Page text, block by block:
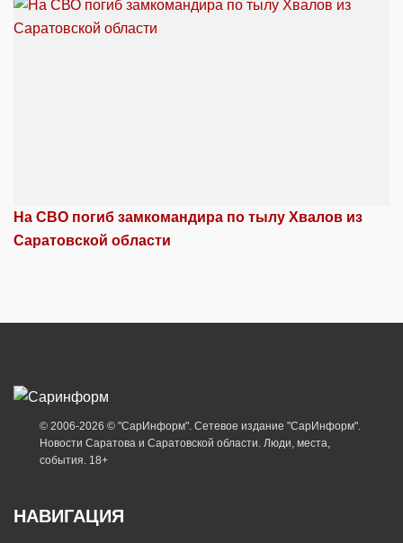
На СВО погиб замкомандира по тылу Хвалов из
Саратовской области
© 2006-2026 © "СарИнформ". Сетевое издание "СарИнформ".
Новости Саратова и Саратовской области. Люди, места,
события. 18+
НАВИГАЦИЯ